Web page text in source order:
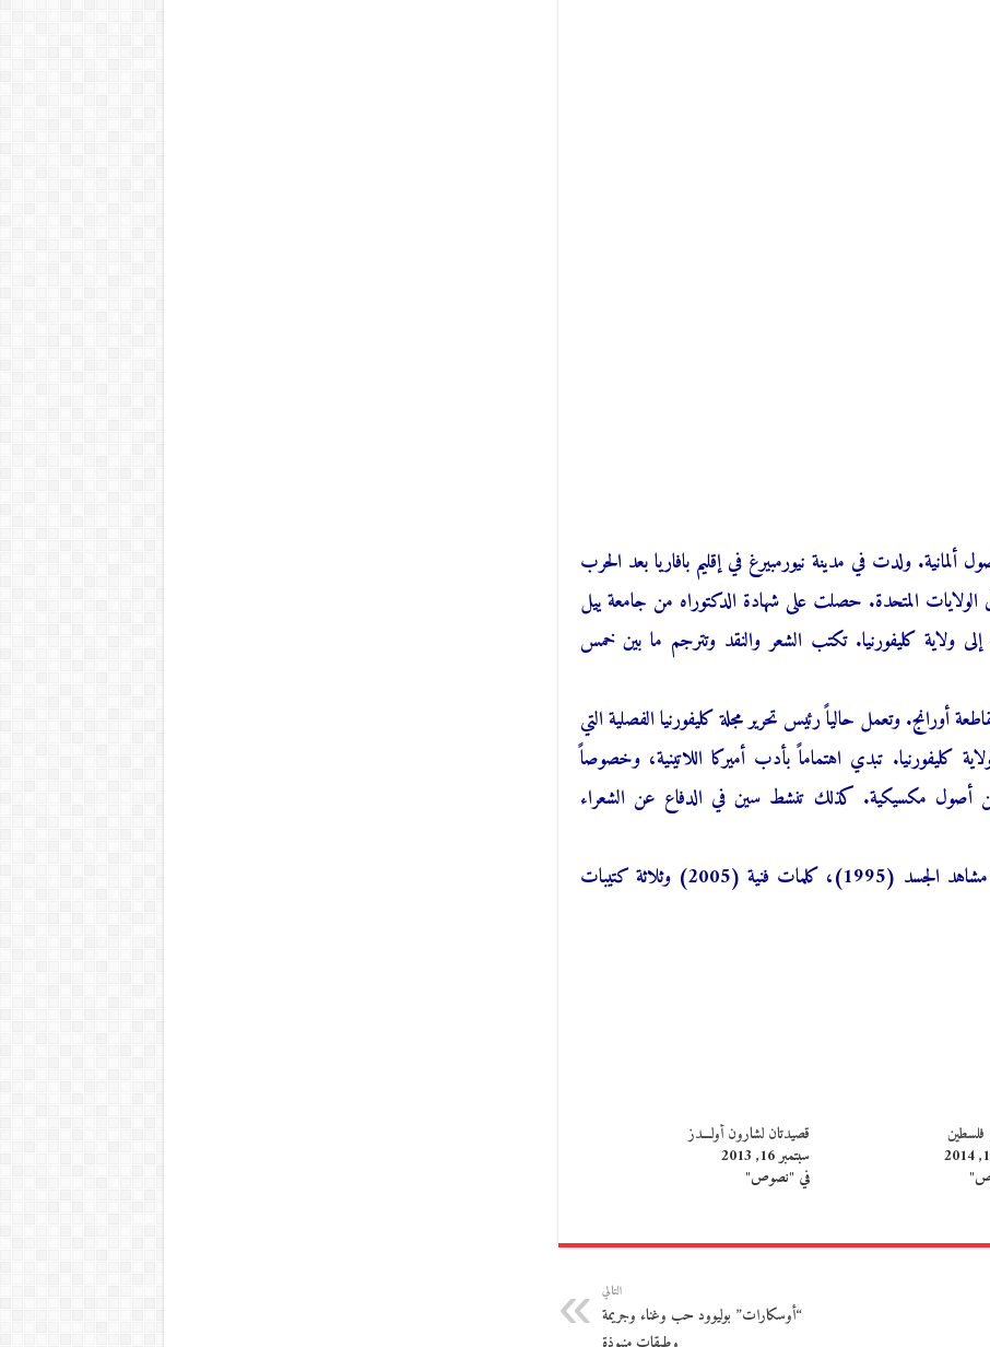
ولدت في مدينة نيورمبيرغ في إقليم بافاريا بعد الحرب
إلى الولايات المتحدة. حصلت على شهادة الدكتوراه من جامعة ييل
إلى ولاية كليفورنيا. تكتب الشعر والنقد وتترجم ما بين خمس
وتعمل حالياً رئيس تحرير مجلة كليفورنيا الفصلية التي
كليفورنيا. تبدي اهتماماً بأدب أميركا اللاتينية، وخصوصاً
من أصول مكسيكية. كذلك تنشط سين في الدفاع عن الشعراء
صدرت لها عدة مجموعات شعرية من بينها مشاهد الجسد (1995)، كلمات فنية (2005) وثلاثة كتيبات
قصيدتان لشارون أولـــدز
سبتمبر 16, 2013
في "نصوص"
التالي
“أوسكارات” بوليوود حب وغناء وجريمة